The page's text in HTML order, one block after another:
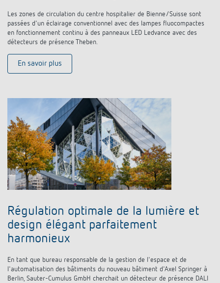
Les zones de circulation du centre hospitalier de Bienne/Suisse sont
passées d'un éclairage conventionnel avec des lampes fluocompactes
en fonctionnement continu à des panneaux LED Ledvance avec des
détecteurs de présence Theben.
En savoir plus
Régulation optimale de la lumière et
design élégant parfaitement
harmonieux
En tant que bureau responsable de la gestion de l'espace et de
l'automatisation des bâtiments du nouveau bâtiment d'Axel Springer à
Berlin, Sauter-Cumulus GmbH cherchait un détecteur de présence DALI